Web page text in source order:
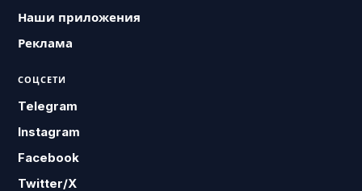
Наши приложения
Реклама
СОЦСЕТИ
Telegram
Instagram
Facebook
Twitter/X